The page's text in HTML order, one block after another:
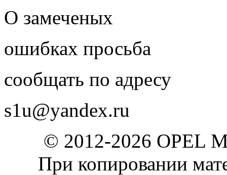
О замеченых
ошибках просьба
сообщать по адресу
s1u@yandex.ru
© 2012-2026 OPEL
При копировании